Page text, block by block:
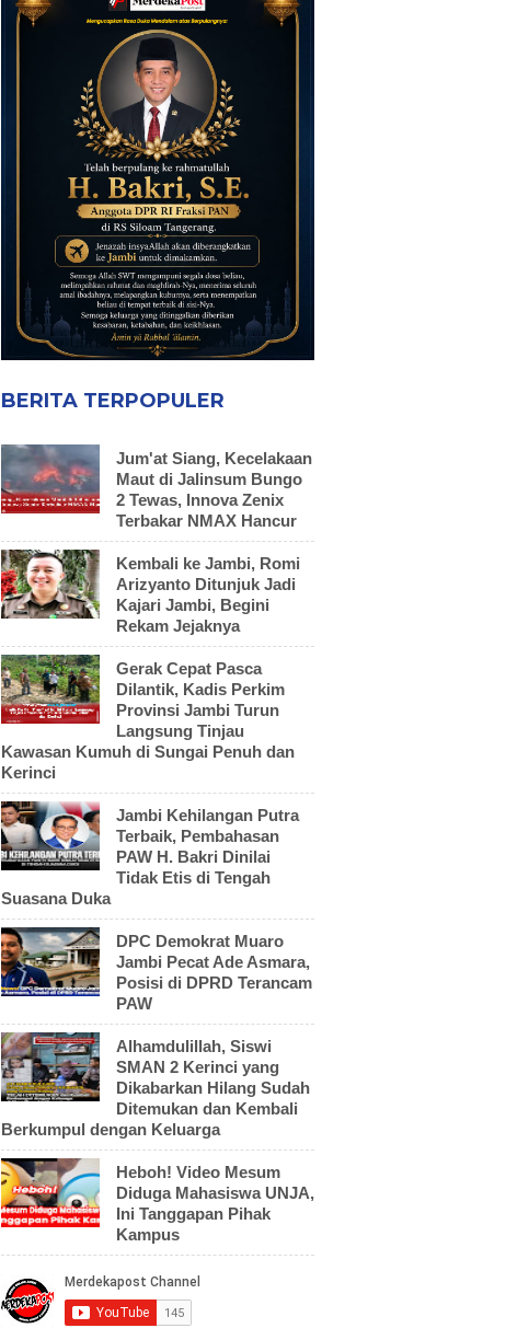
BERITA TERPOPULER
Jum'at Siang, Kecelakaan
Maut di Jalinsum Bungo
2 Tewas, Innova Zenix
Terbakar NMAX Hancur
Kembali ke Jambi, Romi
Arizyanto Ditunjuk Jadi
Kajari Jambi, Begini
Rekam Jejaknya
Gerak Cepat Pasca
Dilantik, Kadis Perkim
Provinsi Jambi Turun
Langsung Tinjau
Kawasan Kumuh di Sungai Penuh dan
Kerinci
Jambi Kehilangan Putra
Terbaik, Pembahasan
PAW H. Bakri Dinilai
Tidak Etis di Tengah
Suasana Duka
DPC Demokrat Muaro
Jambi Pecat Ade Asmara,
Posisi di DPRD Terancam
PAW
Alhamdulillah, Siswi
SMAN 2 Kerinci yang
Dikabarkan Hilang Sudah
Ditemukan dan Kembali
Berkumpul dengan Keluarga
Heboh! Video Mesum
Diduga Mahasiswa UNJA,
Ini Tanggapan Pihak
Kampus